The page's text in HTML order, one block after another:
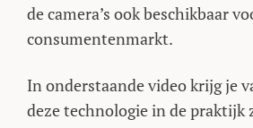
de camera’s ook beschikbaar
consumentenmarkt.
In onderstaande video krijg je
deze technologie in de praktijk